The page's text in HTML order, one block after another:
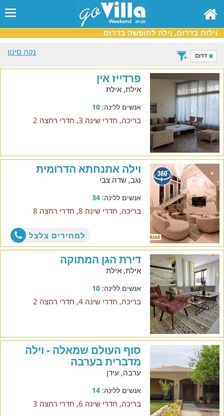
וילות בדרום, וילה לחופשה בדרום
נקה סינון
דרום
פרדייז אין
אילת, אילת
אנשים ללינה:10
בריכה, חדרי שינה 3, חדרי רחצה 2
וילה אתנחתא הדרומית
נגב, שדה צבי
אנשים ללינה:34
בריכה, חדרי שינה 8, חדרי רחצה 8
למחירים צלצל
דירת הגן המתוקה
אילת, אילת
אנשים ללינה:10
בריכה, חדרי שינה 4, חדרי רחצה 2
סוף העולם שמאלה - וילה
מדברית בערבה
ערבה, עידן
אנשים ללינה:14
בריכה, חדרי שינה 6, חדרי רחצה 3